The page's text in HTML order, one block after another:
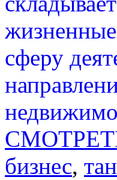
сферу
бизнес,